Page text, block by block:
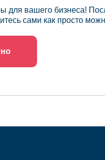
вашего бизнеса!
сами как просто